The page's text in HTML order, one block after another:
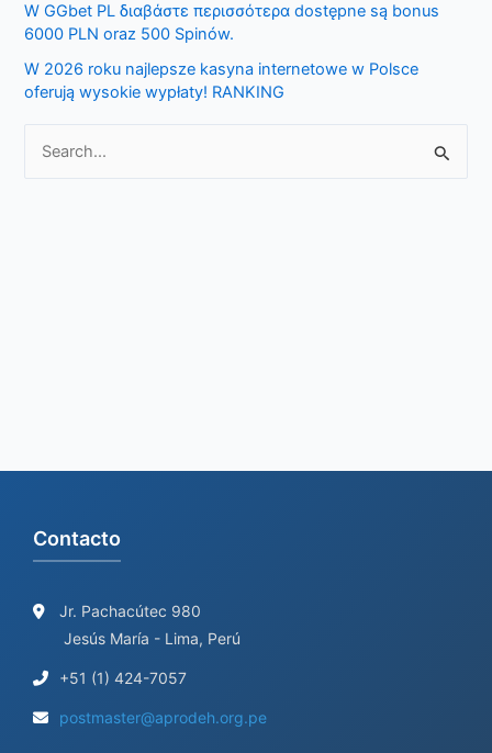
r
W GGbet PL διαβάστε περισσότερα dostępne są bonus
6000 PLN oraz 500 Spinów.
W 2026 roku najlepsze kasyna internetowe w Polsce
oferują wysokie wypłaty! RANKING
Contacto
Jr. Pachacútec 980
Jesús María - Lima, Perú
+51 (1) 424-7057
postmaster@aprodeh.org.pe